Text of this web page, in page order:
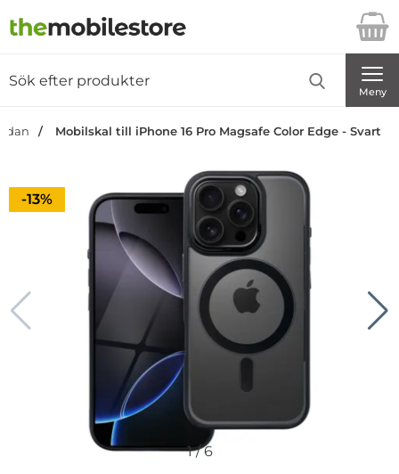
Startsidan för Danira Telecom AB
Meny
Mobilskal till iPhone 16 Pro Magsafe Color Edge - Svart
Priset är nedsatt med
-13%
1/6